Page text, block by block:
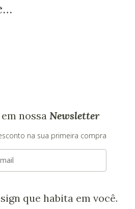
nossa Newsletter
na sua primeira compra
que habita em você.